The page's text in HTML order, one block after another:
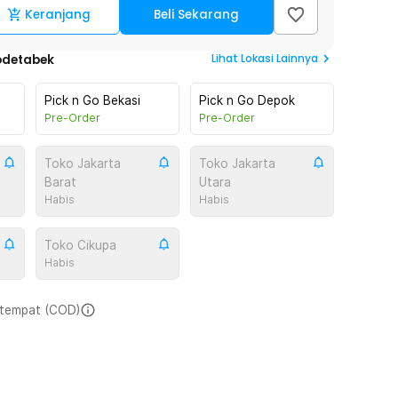
Keranjang Beli Sekarang
Lihat Lokasi Lainnya
Pick n Go Bekasi
Pre-Order
Pick n Go Depok
Pre-Order
Toko Jakarta
Barat
Habis
Toko Jakarta
Utara
Habis
Toko Cikupa
Habis
(COD)